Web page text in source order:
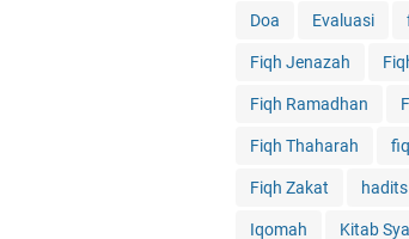
Doa Evaluasi
Fiqh Jenazah
Fiqh Ramadhan
Fiqh Thaharah
Fiqh Zakat hadits
Iqomah Kitab